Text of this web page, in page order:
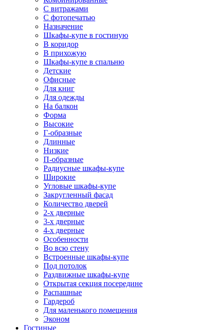
С витражами
С фотопечатью
Назначение
Шкафы-купе в гостиную
В коридор
В прихожую
Шкафы-купе в спальню
Детские
Офисные
Для книг
Для одежды
На балкон
Форма
Высокие
Г-образные
Длинные
Низкие
П-образные
Радиусные шкафы-купе
Широкие
Угловые шкафы-купе
Закругленный фасад
Количество дверей
2-х дверные
3-х дверные
4-х дверные
Особенности
Во всю стену
Встроенные шкафы-купе
Под потолок
Раздвижные шкафы-купе
Открытая секция посередине
Распашные
Гардероб
Для маленького помещения
Эконом
Гостиные